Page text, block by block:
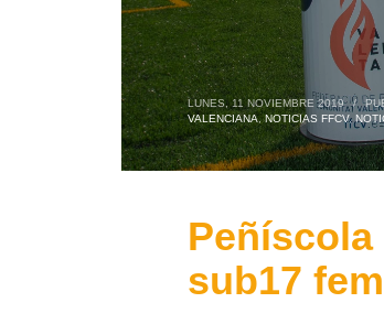
LUNES, 11 NOVIEMBRE 2019 /
VALENCIANA,NOTICIAS FFCV,
Peñíscola
sub17